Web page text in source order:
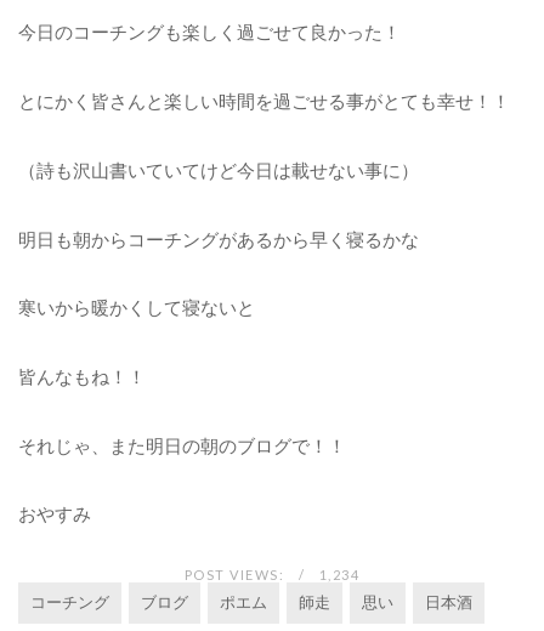
今日のコーチングも楽しく過ごせて良かった！
とにかく皆さんと楽しい時間を過ごせる事がとても幸せ！！
（詩も沢山書いていてけど今日は載せない事に）
明日も朝からコーチングがあるから早く寝るかな
寒いから暖かくして寝ないと
皆んなもね！！
それじゃ、また明日の朝のブログで！！
おやすみ
POST VIEWS: 1,234
コーチング ブログ ポエム 師走 思い 日本酒